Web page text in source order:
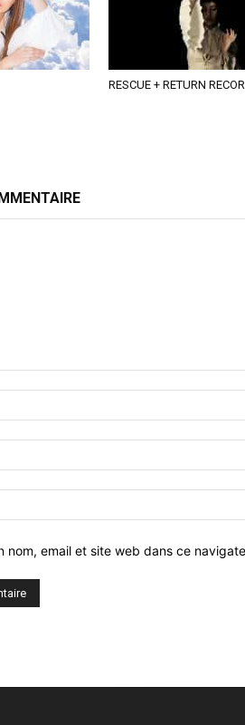
RESCUE + RETURN
nom, email et site web dans ce